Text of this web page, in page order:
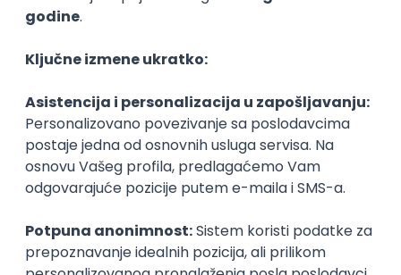
obuzmu crne misli u stilu "ja to nikad neću uspeti",
dođite na ispit smireni i ubeđeni da će sve biti dobro.
Bez nervoze
Pre dana D, dobro se opustite, a ujutro se pripremite
šta ćete obući kako vas ne bi ulovila panika da ćete
zakasniti. I sretno!